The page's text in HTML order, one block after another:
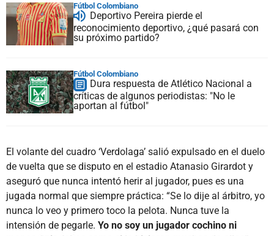
Fútbol Colombiano
Deportivo Pereira pierde el
reconocimiento deportivo, ¿qué pasará con
su próximo partido?
Fútbol Colombiano
Dura respuesta de Atlético Nacional a
críticas de algunos periodistas: "No le
aportan al fútbol"
El volante del cuadro ‘Verdolaga’ salió expulsado en el duelo
de vuelta que se disputo en el estadio Atanasio Girardot y
aseguró que nunca intentó herir al jugador, pues es una
jugada normal que siempre práctica: “Se lo dije al árbitro, yo
nunca lo veo y primero toco la pelota. Nunca tuve la
intensión de pegarle. Yo no soy un jugador cochino ni